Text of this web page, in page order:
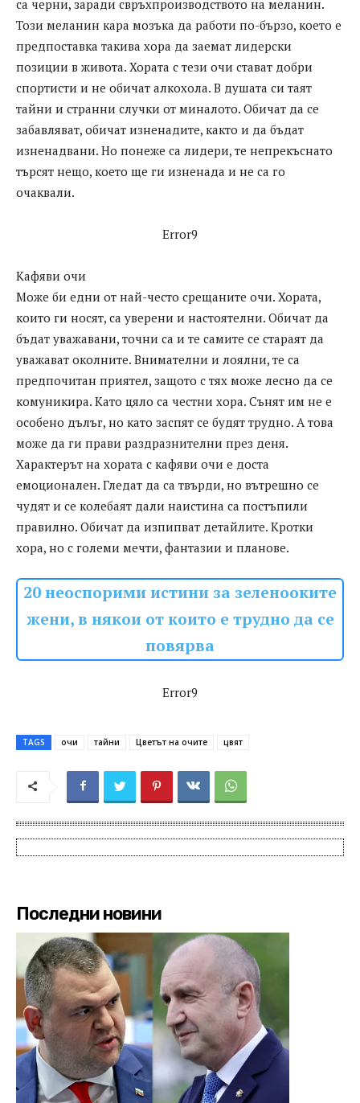
са черни, заради свръхпроизводството на меланин.
Този меланин кара мозъка да работи по-бързо, което е
предпоставка такива хора да заемат лидерски
позиции в живота. Хората с тези очи стават добри
спортисти и не обичат алкохола. В душата си таят
тайни и странни случки от миналото. Обичат да се
забавляват, обичат изненадите, както и да бъдат
изненадвани. Но понеже са лидери, те непрекъснато
търсят нещо, което ще ги изненада и не са го
очаквали.
Error9
Кафяви очи
Може би едни от най-често срещаните очи. Хората,
които ги носят, са уверени и настоятелни. Обичат да
бъдат уважавани, точни са и те самите се стараят да
уважават околните. Внимателни и лоялни, те са
предпочитан приятел, защото с тях може лесно да се
комуникира. Като цяло са честни хора. Сънят им не е
особено дълъг, но като заспят се будят трудно. А това
може да ги прави раздразнителни през деня.
Характерът на хората с кафяви очи е доста
емоционален. Гледат да са твърди, но вътрешно се
чудят и се колебаят дали наистина са постъпили
правилно. Обичат да изпипват детайлите. Кротки
хора, но с големи мечти, фантазии и планове.
20 неоспорими истини за зеленооките
жени, в някои от които е трудно да се
повярва
Error9
TAGS очи тайни Цветът на очите цвят
Последни новини